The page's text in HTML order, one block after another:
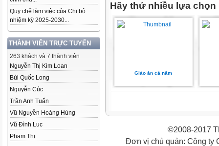
Quy chế làm việc của Chi bộ
nhiệm kỳ 2025-2030...
THÀNH VIÊN TRỰC TUYẾN
263 khách và 7 thành viên
Nguyễn Thị Kim Loan
Bùi Quốc Long
Nguyễn Cúc
Trần Anh Tuấn
Vũ Nguyễn Hoàng Hùng
Vũ Đình Luc
Phạm Thị
Hãy thử nhiều lựa chọn
Giáo án cả năm
©2008-2017
Đơn vị chủ quản: Công ty